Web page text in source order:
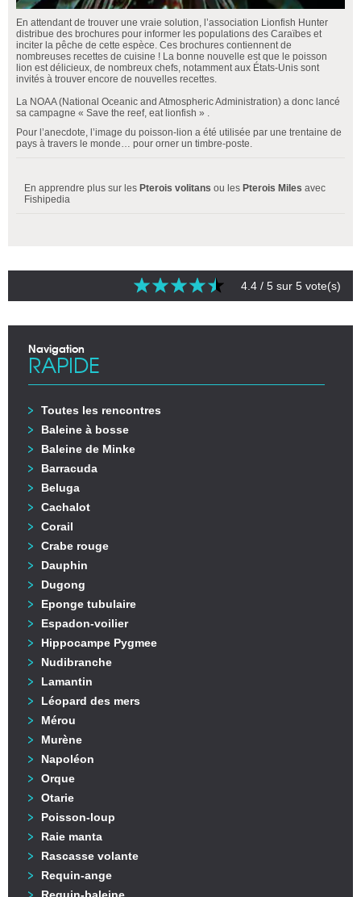
En attendant de trouver une vraie solution, l’association Lionfish Hunter
distribue des brochures pour informer les populations des Caraïbes et
inciter la pêche de cette espèce. Ces brochures contiennent de
nombreuses recettes de cuisine ! La bonne nouvelle est que le poisson
lion est délicieux, de nombreux chefs, notamment aux États-Unis sont
invités à trouver encore de nouvelles recettes.
La NOAA (National Oceanic and Atmospheric Administration) a donc lancé
sa campagne « Save the reef, eat lionfish » .
Pour l’anecdote, l’image du poisson-lion a été utilisée par une trentaine de
pays à travers le monde… pour orner un timbre-poste.
En apprendre plus sur les Pterois volitans ou les Pterois Miles avec
Fishipedia
4.4 / 5 sur 5 vote(s)
Navigation
RAPIDE
Toutes les rencontres
Baleine à bosse
Baleine de Minke
Barracuda
Beluga
Cachalot
Corail
Crabe rouge
Dauphin
Dugong
Eponge tubulaire
Espadon-voilier
Hippocampe Pygmee
Nudibranche
Lamantin
Léopard des mers
Mérou
Murène
Napoléon
Orque
Otarie
Poisson-loup
Raie manta
Rascasse volante
Requin-ange
Requin-baleine